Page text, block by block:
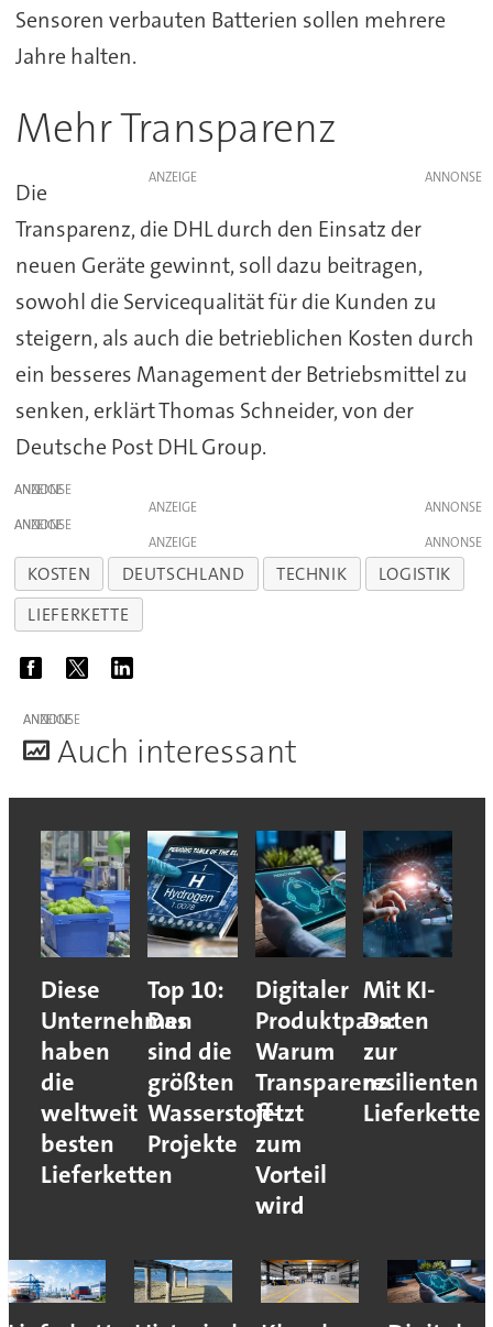
Sensoren verbauten Batterien sollen mehrere
Jahre halten.
Mehr Transparenz
ANZEIGE
Die
Transparenz, die DHL durch den Einsatz der
neuen Geräte gewinnt, soll dazu beitragen,
sowohl die Servicequalität für die Kunden zu
steigern, als auch die betrieblichen Kosten durch
ein besseres Management der Betriebsmittel zu
senken, erklärt Thomas Schneider, von der
Deutsche Post DHL Group.
ANZEIGE
ANZEIGE
ANZEIGE
ANZEIGE
KOSTEN DEUTSCHLAND TECHNIK
LOGISTIK
LIEFERKETTE
ANZEIGE
Auch interessant
Diese
Unternehmen
haben
die
weltweit
besten
Lieferketten
Top 10:
Das
sind die
größten
Wasserstoff-
Projekte
Digitaler
Produktpass:
Warum
Transparenz
jetzt
zum
Vorteil
wird
Mit KI-
Daten
zur
resilienten
Lieferkette